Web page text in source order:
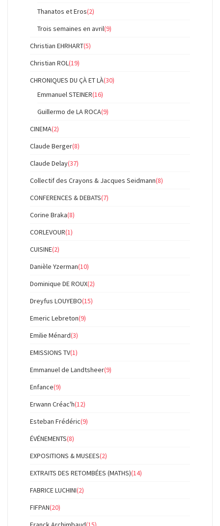
Thanatos et Eros(2)
Trois semaines en avril(9)
Christian EHRHART(5)
Christian ROL (19)
CHRONIQUES DU ÇÀ ET LÀ(30)
Emmanuel STEINER(16)
Guillermo de LA ROCA(9)
CINEMA(2)
Claude Berger(8)
Claude Delay(37)
Collectif des Crayons & Jacques Seidmann(8)
CONFERENCES & DEBATS(7)
Corine Braka(8)
CORLEVOUR(1)
CUISINE(2)
Danièle Yzerman(10)
Dominique DE ROUX(2)
Dreyfus LOUYEBO(15)
Emeric Lebreton(9)
Emilie Ménard(3)
EMISSIONS TV(1)
Emmanuel de Landtsheer(9)
Enfance(9)
Erwann Créac'h(12)
Esteban Frédéric(9)
ÉVÉNEMENTS(8)
EXPOSITIONS & MUSEES(2)
EXTRAITS DES RETOMBÉES (MATHS)(14)
FABRICE LUCHINI(2)
FIFPAN(20)